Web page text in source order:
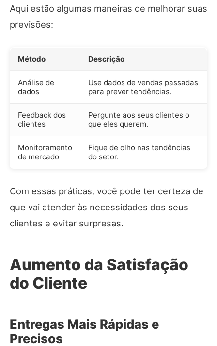
Aqui estão algumas maneiras de melhorar suas
previsões:
Método Descrição
Análise de
dados
Use dados de vendas passadas
para prever tendências.
Feedback dos
clientes
Pergunte aos seus clientes o
que eles querem.
Monitoramento
de mercado
Fique de olho nas tendências
do setor.
Com essas práticas, você pode ter certeza de
que vai atender às necessidades dos seus
clientes e evitar surpresas.
Aumento da Satisfação
do Cliente
Entregas Mais Rápidas e
Precisos